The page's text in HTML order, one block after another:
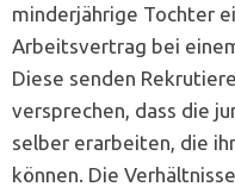
minderjährige Tochter
Arbeitsvertrag bei
Diese senden
versprechen, dass die
selber erarbeiten, die
können. Die